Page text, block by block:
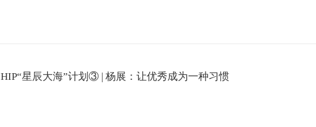
HIP“星辰大海”计划③ | 杨展：让优秀成为一种习惯